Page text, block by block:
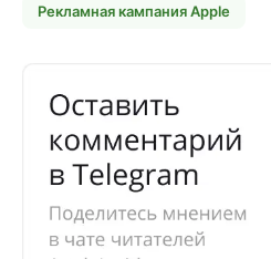
Рекламная кампания Apple